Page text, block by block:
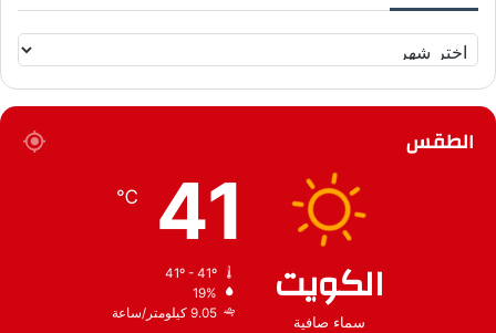
و
ق
ل
أ
ش
الطقس
الكويت
سماء صافية
41
℃
19%
9.05 كيلومتر/ساعة